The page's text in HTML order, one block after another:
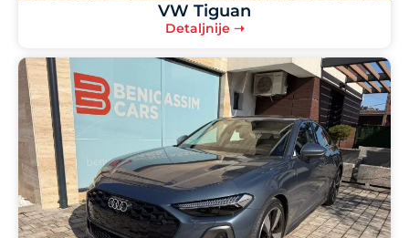
VW Tiguan
Detaljnije ➝